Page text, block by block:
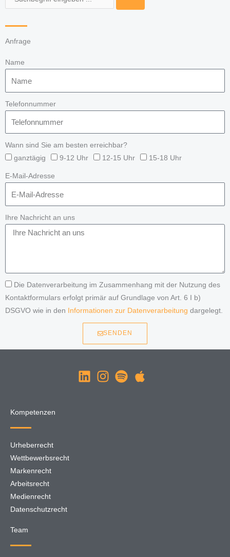
Anfrage
Name
Telefonnummer
Wann sind Sie am besten erreichbar?
ganztägig
9-12 Uhr 12-15 Uhr 15-18 Uhr
E-Mail-Adresse
Ihre Nachricht an uns
Die Datenverarbeitung im Zusammenhang mit der Nutzung des
Kontaktformulars erfolgt primär auf Grundlage von Art. 6 I b)
DSGVO wie in den
Informationen zur Datenverarbeitung dargelegt.
SENDEN
Kompetenzen
Urheberrecht
Wettbewerbsrecht
Markenrecht
Arbeitsrecht
Medienrecht
Datenschutzrecht
Team